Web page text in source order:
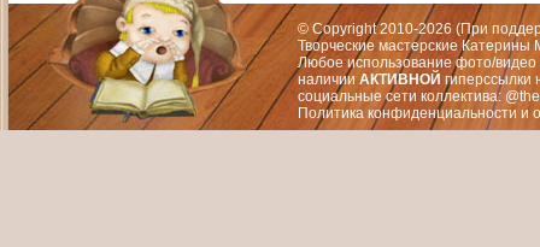
© Copyright 2010-2026 (При
Творческие мастерские
Любое использование фото/видео
наличии АКТИВНОЙ гиперссылки
социальные сети коллектива:
Политика конфиденциальности и